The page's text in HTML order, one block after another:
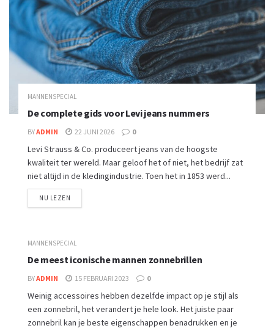
MANNENSPECIAL
De complete gids voor Levi jeans nummers
BYADMIN 22 JUNI 2026 0
Levi Strauss & Co. produceert jeans van de hoogste
kwaliteit ter wereld. Maar geloof het of niet, het bedrijf zat
niet altijd in de kledingindustrie. Toen het in 1853 werd...
NU LEZEN
MANNENSPECIAL
De meest iconische mannen zonnebrillen
BYADMIN 15 FEBRUARI 2023 0
Weinig accessoires hebben dezelfde impact op je stijl als
een zonnebril, het verandert je hele look. Het juiste paar
zonnebril kan je beste eigenschappen benadrukken en je